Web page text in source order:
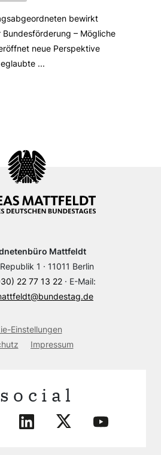
bewirkt
– Mögliche
neue Perspektive
...
Mattfeldt
1 · 11011 Berlin
22 77 13 22· E-Mail:
Einstellungen
Impressum